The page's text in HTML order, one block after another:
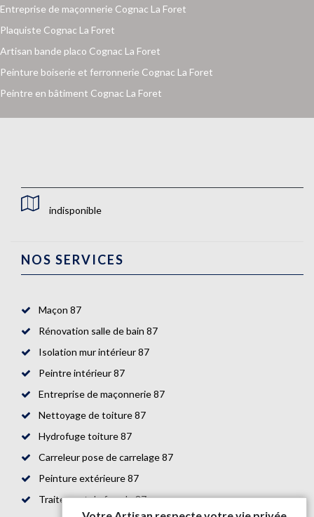
Entreprise de maçonnerie Cognac La Foret
Plaquiste Cognac La Foret
Artisan bande placo Cognac La Foret
Peinture boiserie et ferronnerie Cognac La Foret
Peintre en bâtiment Cognac La Foret
indisponible
NOS SERVICES
Maçon 87
Rénovation salle de bain 87
Isolation mur intérieur 87
Peintre intérieur 87
Entreprise de maçonnerie 87
Nettoyage de toiture 87
Hydrofuge toiture 87
Carreleur pose de carrelage 87
Peinture extérieure 87
Traitement de façade 87